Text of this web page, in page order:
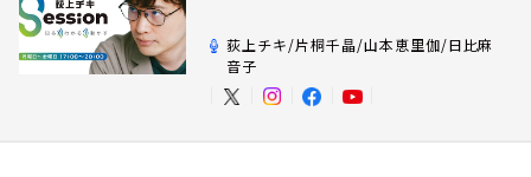
荻上チキ/片桐千晶/山本恵里伽/日比麻
音子